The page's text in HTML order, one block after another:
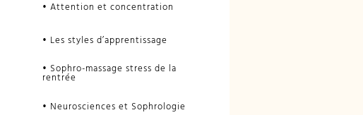
• Attention et concentration
• Les styles d’apprentissage
• Sophro-massage stress de la
rentrée
• Neurosciences et Sophrologie